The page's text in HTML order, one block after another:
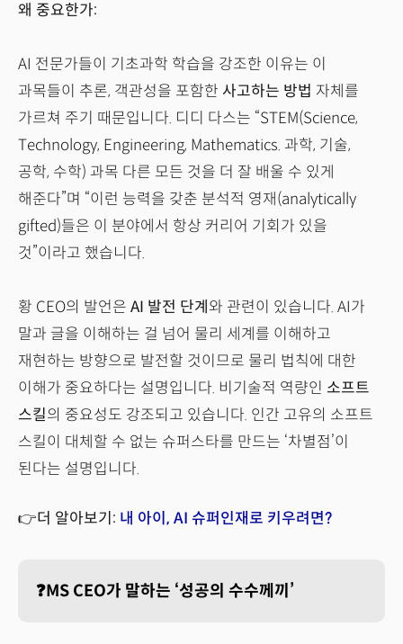
왜 중요한가:
AI 전문가들이 기초과학 학습을 강조한 이유는 이
과목들이 추론, 객관성을 포함한 사고하는 방법 자체를
가르쳐 주기 때문입니다. 디디 다스는 “STEM(Science,
Technology, Engineering, Mathematics. 과학, 기술,
공학, 수학) 과목 다른 모든 것을 더 잘 배울 수 있게
해준다”며 “이런 능력을 갖춘 분석적 영재(analytically
gifted)들은 이 분야에서 항상 커리어 기회가 있을
것”이라고 했습니다.
황 CEO의 발언은 AI 발전 단계 와 관련이 있습니다. AI가
말과 글을 이해하는 걸 넘어 물리 세계를 이해하고
재현하는 방향으로 발전할 것이므로 물리 법칙에 대한
이해가 중요하다는 설명입니다. 비기술적 역량인 소프트
스킬의 중요성도 강조되고 있습니다. 인간 고유의 소프트
스킬이 대체할 수 없는 슈퍼스타를 만드는 ‘차별점’이
된다는 설명입니다.
👉더 알아보기: 내 아이, AI 슈퍼인재로 키우려면?
❓MS CEO가 말하는 ‘성공의 수수께끼’